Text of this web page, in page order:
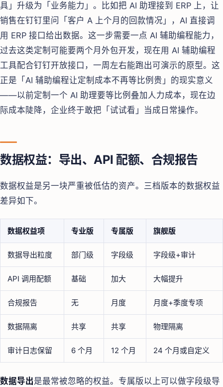
具」升级为「业务能力」。比如把 AI 助理接到 ERP 上，让
销售在钉钉里问「客户 A 上个月的回款情况」，AI 直接调
用 ERP 接口给出数据。这一步需要一点 AI 辅助编程能力，
过去这类定制可能要两个月外包开发，现在用 AI 辅助编程
工具配合钉钉开放接口，一周左右能跑出可演示的原型。这
正是「AI 辅助编程让定制成本不再等比例贵」的现实意义
——以前定制一个 AI 助理要等比例叠加人力成本，现在边
际成本陡降，企业终于敢把「试试看」当成日常操作。
数据权益：导出、API 配额、合规报告
数据权益是另一块严重被低估的资产。三档版本的数据权益
差异如下。
数据权益项 专业版 专属版 旗舰版
数据导出粒度 部门级 字段级 字段级+审计
API 调用配额 基础 加大 大幅提升
合规报告 无 月度 月度+季度专项
数据隔离 共享 共享 物理隔离
审计日志保留 6 个月 12 个月 24 个月或自定义
数据导出是最常被忽略的权益。专属版以上可以做字段级导